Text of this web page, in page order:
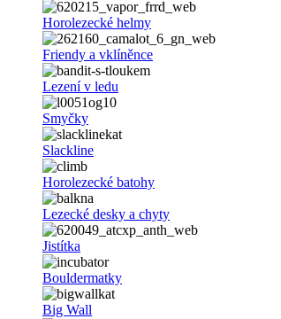
Horolezecké helmy
Friendy a vklíněnce
Lezení v ledu
Smyčky
Slackline
Horolezecké batohy
Lezecké desky a chyty
Jistítka
Bouldermatky
Big Wall